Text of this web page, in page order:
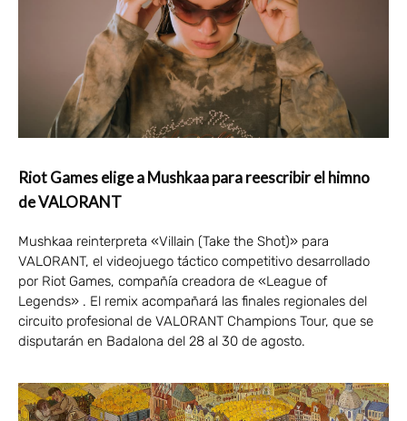
Riot Games elige a Mushkaa para reescribir el himno
de VALORANT
Mushkaa reinterpreta «Villain (Take the Shot)» para
VALORANT, el videojuego táctico competitivo desarrollado
por Riot Games, compañía creadora de «League of
Legends» . El remix acompañará las finales regionales del
circuito profesional de VALORANT Champions Tour, que se
disputarán en Badalona del 28 al 30 de agosto.